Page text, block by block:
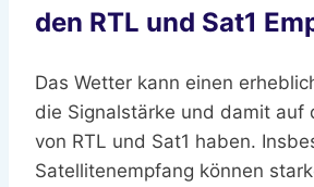
den RTL und Sat1
Das Wetter kann einen
die Signalstärke und damit auf
von RTL und Sat1 haben.
Satellitenempfang können